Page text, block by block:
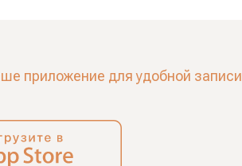
приложение для удобной записи